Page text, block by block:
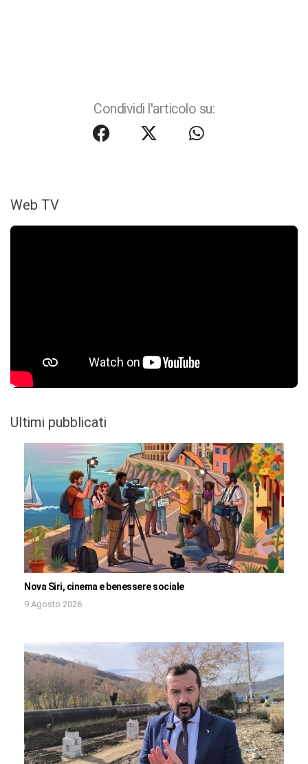
Condividi l'articolo su:
Web TV
Ultimi pubblicati
Nova Siri, cinema e benessere sociale
9 Agosto 2026